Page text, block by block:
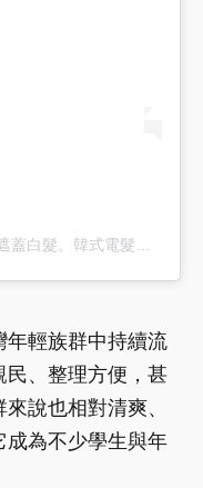
年輕族群中持續流
民、整理方便，甚
說也相對清爽、
成為不少學生與年